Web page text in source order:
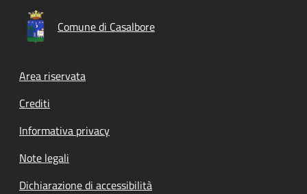
Comune di Casalbore
Footer menu
Area riservata
Crediti
Informativa privacy
Note legali
Dichiarazione di accessibilità